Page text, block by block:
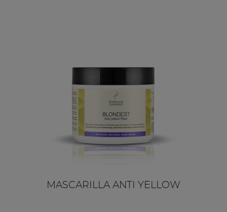
MASCARILLA ANTI YELLOW